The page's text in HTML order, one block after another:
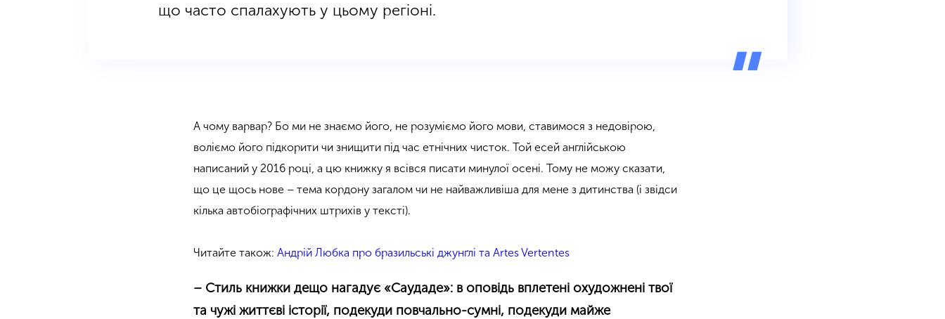
що часто спалахують у цьому регіоні.
А чому варвар? Бо ми не знаємо його, не розуміємо його мови, ставимося з недовірою,
воліємо його підкорити чизнищити під час етнічних чисток. Той есей англійською
написаний у 2016 році, а цю книжку я всівся писати минулої осені. Тому не можу сказати,
що це щось нове – тема кордону загалом чи не найважливіша для мене з дитинства (і звідси
кілька автобіографічних штрихів у тексті).
Читайте також:Андрій Любка про бразильські джунґлі та Artes Vertentes
– Стиль книжки дещо нагадує «Саудаде»: в оповідь вплетені охудожнені твої
та чужі життєві історії, подекуди повчально-сумні, подекуди майже